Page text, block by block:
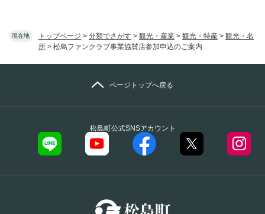
現在地 トップページ > 分類でさがす > 観光・産業 > 観光・特産 > 観光・名
所 > 松島ファンクラブ事業協賛店参加申込のご案内
松島町公式SNSアカウント
ページトップへ戻る